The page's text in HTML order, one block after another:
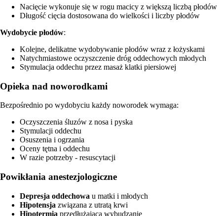
Nacięcie wykonuje się w rogu macicy z większą liczbą płodów
Długość cięcia dostosowana do wielkości i liczby płodów
Wydobycie płodów:
Kolejne, delikatne wydobywanie płodów wraz z łożyskami
Natychmiastowe oczyszczenie dróg oddechowych młodych
Stymulacja oddechu przez masaż klatki piersiowej
Opieka nad noworodkami
Bezpośrednio po wydobyciu każdy noworodek wymaga:
Oczyszczenia śluzów z nosa i pyska
Stymulacji oddechu
Osuszenia i ogrzania
Oceny tętna i oddechu
W razie potrzeby - resuscytacji
Powikłania anestezjologiczne
Depresja oddechowa u matki i młodych
Hipotensja związana z utratą krwi
Hipotermia przedłużająca wybudzanie